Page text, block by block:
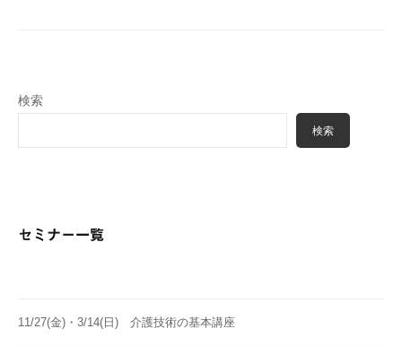
検索
検索
セミナー一覧
11/27(金)・3/14(日) 介護技術の基本講座